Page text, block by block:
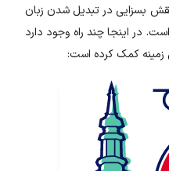
بسزایی در تبدیل شدن زبان
در اینجا چند راه وجود دارد
کمک کرده است: